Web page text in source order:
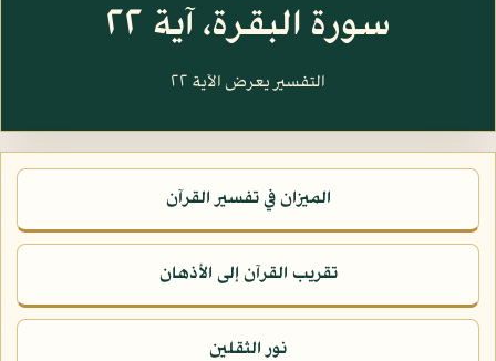
سورة البقرة، آية ٢٢
التفسير يعرض الآية ٢٢
الميزان في تفسير القرآن
تقريب القرآن إلى الأذهان
نور الثقلين